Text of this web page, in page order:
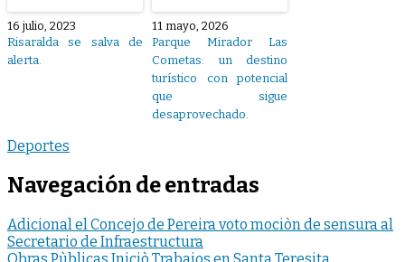
16 julio, 2023
Risaralda se salva de
alerta.
11 mayo, 2026
Parque Mirador Las
Cometas: un destino
turístico con potencial
que sigue
desaprovechado.
Deportes
Navegación de entradas
Adicional el Concejo de Pereira voto mociòn de sensura al
Secretario de Infraestructura